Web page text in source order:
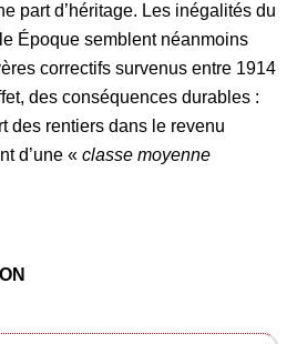
part d’héritage. Les inégalités du
Époque semblent néanmoins
correctifs survenus entre 1914
des conséquences durables :
des rentiers dans le revenu
d’une « classe moyenne